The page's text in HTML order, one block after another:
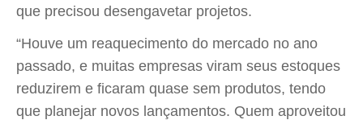
que precisou desengavetar projetos.
“Houve um reaquecimento do mercado no ano
passado, e muitas empresas viram seus estoques
reduzirem e ficaram quase sem produtos, tendo
que planejar novos lançamentos. Quem aproveitou